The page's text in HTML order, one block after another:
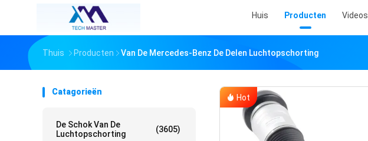
Huis Producten Videos
Thuis Producten Van De Mercedes-Benz De Delen Luchtopschorting
Catagorieën
De Schok Van De
Luchtopschorting
(3605)
Hot